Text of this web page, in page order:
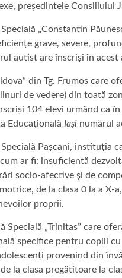
președintele Consiliului
„Constantin
grave, severe,
autist are înscriși în acest
din Tg. Frumos care
de vedere) din toată
104 elevi urmând ca
Educaţională Iaşi numărul
Specială Pașcani, instituția
ar fi: insuficientă
socio-afective şi de
de la clasa 0 la a X-
proprii.
Specială „Trinitas” care
specifice pentru copiii
provenind din
la clasa pregătitoare la